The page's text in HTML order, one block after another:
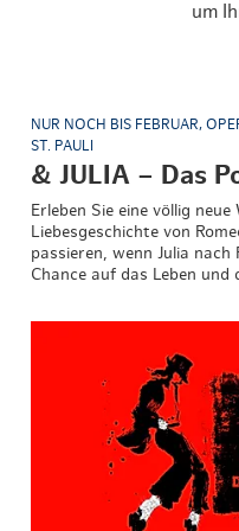
um
NUR NOCH BIS FEBRUAR,
ST. PAULI
& JULIA – Das
Erleben Sie eine völlig
Liebesgeschichte von
passieren, wenn Julia nach
Chance auf das Leben und